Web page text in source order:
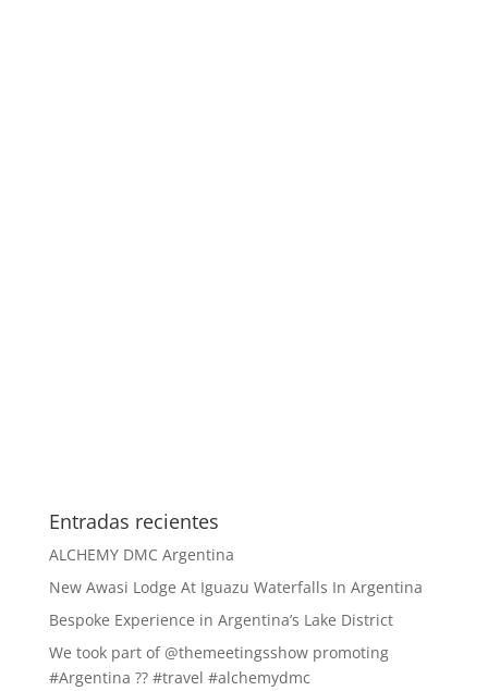
Entradas recientes
ALCHEMY DMC Argentina
New Awasi Lodge At Iguazu Waterfalls In Argentina
Bespoke Experience in Argentina’s Lake District
We took part of @themeetingsshow promoting
#Argentina ?? #travel #alchemydmc